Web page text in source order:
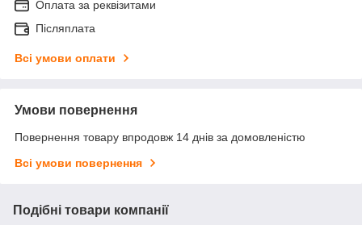
Оплата за реквізитами
Післяплата
Всі умови оплати
Умови повернення
Повернення товару впродовж 14 днів за домовленістю
Всі умови повернення
Подібні товари компанії